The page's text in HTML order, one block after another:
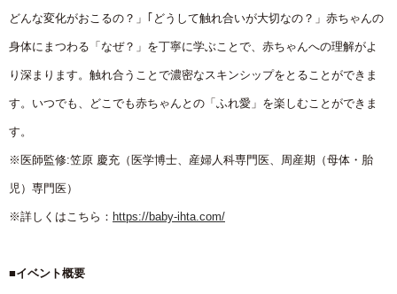
どんな変化がおこるの？」｢どうして触れ合いが大切なの？」赤ちゃんの
身体にまつわる「なぜ？」を丁寧に学ぶことで、赤ちゃんへの理解がよ
り深まります。触れ合うことで濃密なスキンシップをとることができま
す。いつでも、どこでも赤ちゃんとの「ふれ愛」を楽しむことができま
す。
※医師監修:笠原 慶充（医学博士、産婦人科専門医、周産期（母体・胎
児）専門医）
※詳しくはこちら： https://baby-ihta.com/
■イベント概要